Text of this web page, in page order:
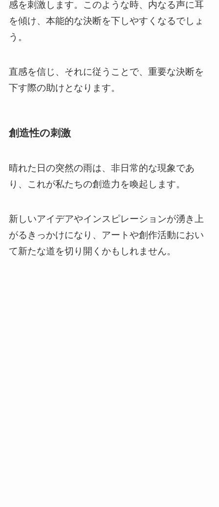
感を刺激します。このような時、内なる声に耳
を傾け、本能的な決断を下しやすくなるでしょ
う。
直感を信じ、それに従うことで、重要な決断を
下す際の助けとなります。
創造性の刺激
晴れた日の突然の雨は、非日常的な現象であ
り、これが私たちの創造力を喚起します。
新しいアイデアやインスピレーションが湧き上
がるきっかけになり、アートや創作活動におい
て新たな道を切り開くかもしれません。